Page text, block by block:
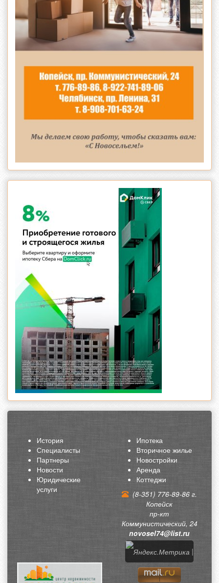
История
Специалисты
Партнеры
Новости
Юридические
услуги
Ипотека
Вторичное жилье
Новостройки
Аренда
Коттеджи
(8-351) 776-89-86 г.
Копейск
пр-кт
Коммунистический, 24
novosel74@list.ru
|